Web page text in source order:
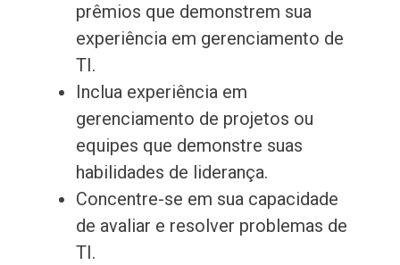
prêmios que demonstrem sua
experiência em gerenciamento de
TI.
Inclua experiência em
gerenciamento de projetos ou
equipes que demonstre suas
habilidades de liderança.
Concentre-se em sua capacidade
de avaliar e resolver problemas de
TI.